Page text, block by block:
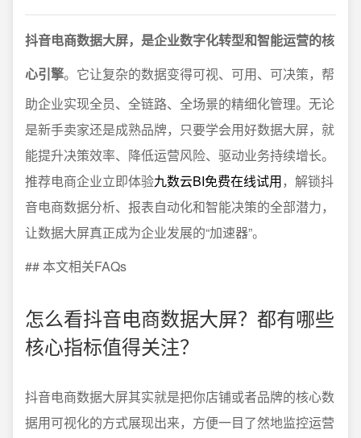
抖音电商数据大屏，是企业数字化转型和智能运营的核
心引擎。它让复杂的数据变得可视、可用、可决策，帮
助企业实现全员、全链路、全场景的精细化管理。无论
是新手卖家还是成熟品牌，只要学会用好数据大屏，就
能提升决策效率、降低运营风险、驱动业务持续增长。
推荐电商企业立即体验九数云BI免费在线试用，解锁抖
音电商数据分析、报表自动化和智能决策的全部潜力，
让数据大屏真正成为企业发展的“加速器”。
## 本文相关FAQs
怎么看抖音电商数据大屏？都有哪些
核心指标值得关注？
抖音电商数据大屏其实就是把你店铺或者品牌的核心数
据用可视化的方式展现出来，方便一目了然地监控运营